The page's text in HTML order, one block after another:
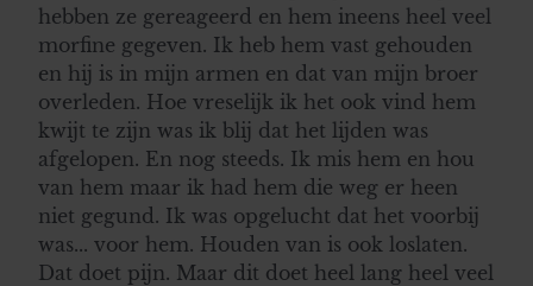
hebben ze gereageerd en hem ineens heel veel
morfine gegeven. Ik heb hem vast gehouden
en hij is in mijn armen en dat van mijn broer
overleden. Hoe vreselijk ik het ook vind hem
kwijt te zijn was ik blij dat het lijden was
afgelopen. En nog steeds. Ik mis hem en hou
van hem maar ik had hem die weg er heen
niet gegund. Ik was opgelucht dat het voorbij
was... voor hem. Houden van is ook loslaten.
Dat doet pijn. Maar dit doet heel lang heel veel